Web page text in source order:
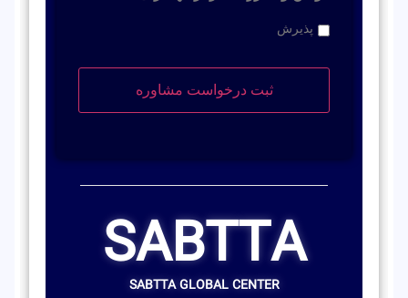
پذیرش
SABTTA
SABTTA GLOBAL CENTER